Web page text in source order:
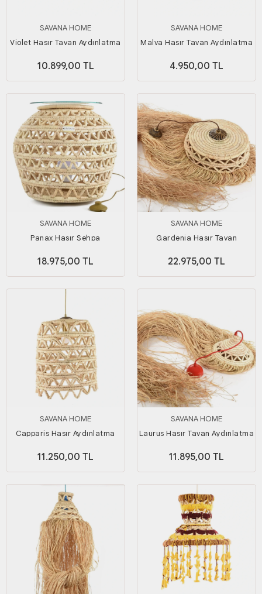
SAVANA HOME
Violet Hasır Tavan Aydınlatma
10.899,00 TL
SAVANA HOME
Malva Hasır Tavan Aydınlatma
4.950,00 TL
SAVANA HOME
Panax Hasır Sehpa
18.975,00 TL
SAVANA HOME
Gardenia Hasır Tavan
22.975,00 TL
SAVANA HOME
Capparis Hasır Aydınlatma
11.250,00 TL
SAVANA HOME
Laurus Hasır Tavan Aydınlatma
11.895,00 TL